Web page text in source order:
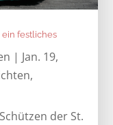
festliches
| Jan. 19,
,
der St.